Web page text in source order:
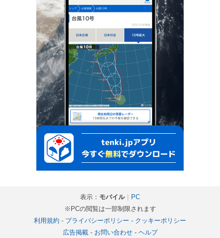
表示： モバイル｜ PC
※PCの閲覧は一部制限されます
利用規約 - プライバシーポリシー - クッキーポリシー
広告掲載- お問い合わせ- ヘルプ